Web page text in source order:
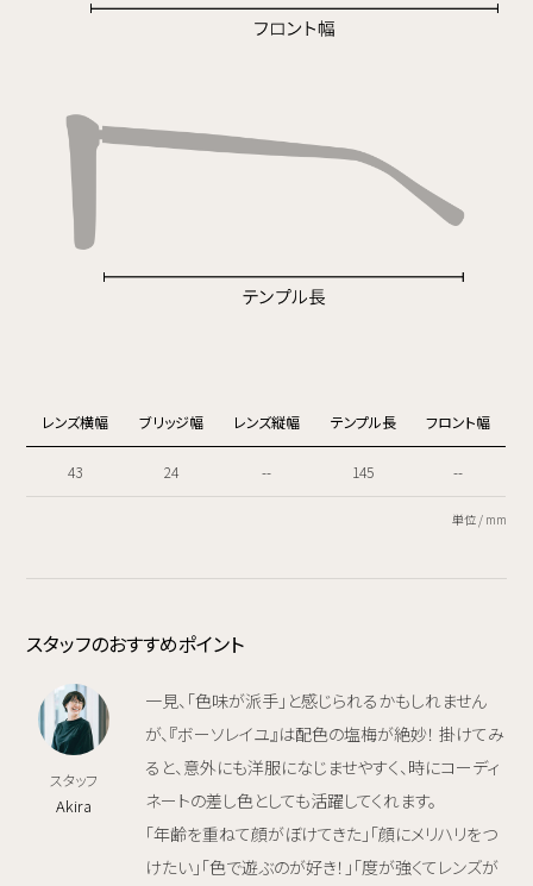
レンズ横幅 ブリッジ幅 レンズ縦幅 テンプル長 フロント幅
43 24 -- 145 --
単位 / mm
スタッフのおすすめポイント
スタッフ
Akira
一見、「色味が派手」と感じられるかもしれません
が、『ボーソレイユ』は配色の塩梅が絶妙！ 掛けてみ
ると、意外にも洋服になじませやすく、時にコーディ
ネートの差し色としても活躍してくれます。
「年齢を重ねて顔がぼけてきた」「顔にメリハリをつ
けたい」「色で遊ぶのが好き！」「度が強くてレンズが